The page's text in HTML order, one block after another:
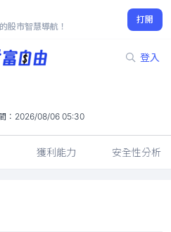
股市智慧導航！
打開
登入
0.63%
： 2026/08/06 05:30
獲利能力 安全性分析